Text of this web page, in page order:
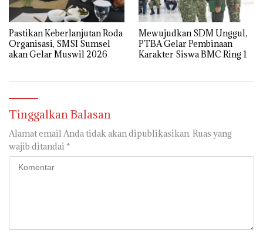
Pastikan Keberlanjutan Roda
Organisasi, SMSI Sumsel
akan Gelar Muswil 2026
Mewujudkan SDM Unggul,
PTBA Gelar Pembinaan
Karakter Siswa BMC Ring 1
Tinggalkan Balasan
Alamat email Anda tidak akan dipublikasikan. Ruas yang
wajib ditandai *